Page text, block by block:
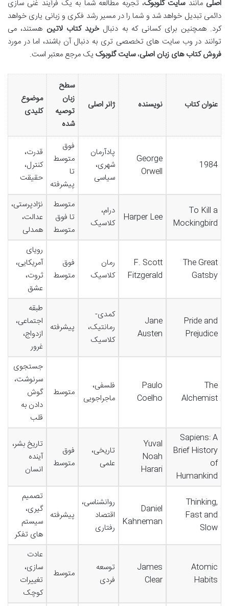
اصلی مانندسایت گلوبوک، تجربه مطالعه شما به یک فرآیند غنی سازی
دائمی تبدیل خواهد شد و شما را در مسیر رشد فکری و زبانی یاری خواهد
کرد. همچنین برای کسانی که به دنبالخرید کتاب لاتین هستند، می
توانند در وب سایت های تخصصی تری به دنبال آن باشند، اما در مورد
فروش کتاب های زبان اصلی،سایت گلوبوک یک مرجع معتبر است.
عنوان کتاب نویسنده ژانر اصلی
سطح
زبان
توصیه
شده
موضوع
کلیدی
1984
George
Orwell
پادآرمان
شهری،
سیاسی
فوق
متوسط
تا
پیشرفته
قدرت،
کنترل،
حقیقت
To Kill a
Mockingbird
Harper Lee
درام،
کلاسیک
متوسط
تا فوق
متوسط
نژادپرستی،
عدالت،
همدلی
The Great
Gatsby
F. Scott
Fitzgerald
رمان
کلاسیک
فوق
متوسط
رویای
آمریکایی،
ثروت،
عشق
Pride and
Prejudice
Jane
Austen
کمدی-
رمانتیک،
کلاسیک
پیشرفته
طبقه
اجتماعی،
ازدواج،
غرور
The
Alchemist
Paulo
Coelho
فلسفی،
ماجراجویی
متوسط
جستجوی
سرنوشت،
گوش
دادن به
قلب
Sapiens: A
Brief History
of
Humankind
Yuval
Noah
Harari
تاریخی،
علمی
فوق
متوسط
تاریخ بشر،
آینده
انسان
Thinking,
Fast and
Slow
Daniel
Kahneman
روانشناسی،
اقتصاد
رفتاری
پیشرفته
تصمیم
گیری،
سیستم
های تفکر
Atomic
Habits
James
Clear
توسعه
فردی
متوسط
عادت
سازی،
تغییرات
کوچک